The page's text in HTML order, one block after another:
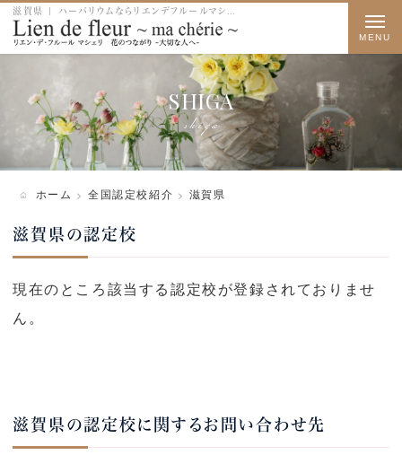
SHIGA
shiga
ホーム 全国認定校紹介 滋賀県
滋賀県の認定校
現在のところ該当する認定校が登録されておりませ
ん。
滋賀県の認定校に関するお問い合わせ先
t
o
n